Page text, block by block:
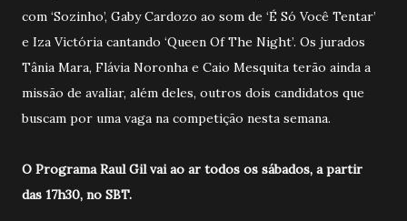
com ‘Sozinho’, Gaby Cardozo ao som de ‘É Só Você Tentar’
e Iza Victória cantando ‘Queen Of The Night’. Os jurados
Tânia Mara, Flávia Noronha e Caio Mesquita terão ainda a
missão de avaliar, além deles, outros dois candidatos que
buscam por uma vaga na competição nesta semana.
O Programa Raul Gil vai ao ar todos os sábados, a partir
das 17h30, no SBT.